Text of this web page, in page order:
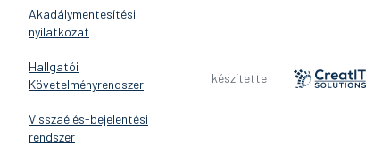
Akadálymentesítési
nyilatkozat
Hallgatói
Követelményrendszer
Visszaélés-bejelentési
rendszer
készítette